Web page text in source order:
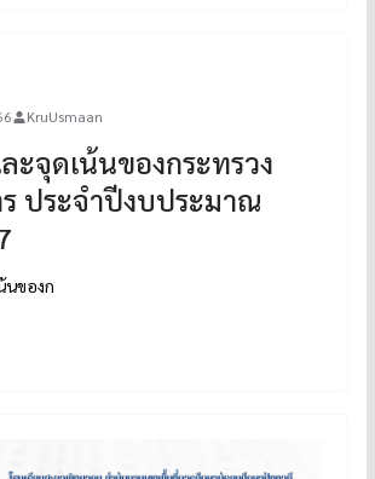
KruUsmaan
ะจุดเน้นของกระทรวง
ประจำปีงบประมาณ
นของก